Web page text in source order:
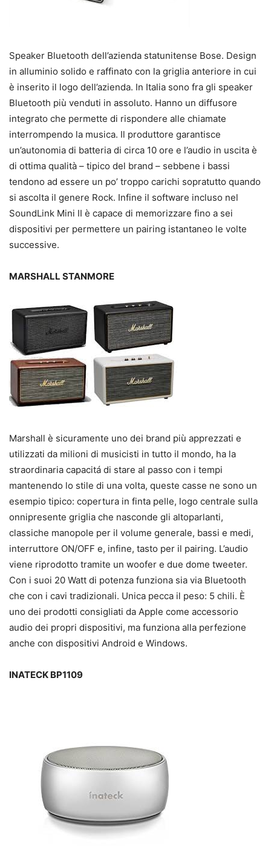
Speaker Bluetooth dell’azienda statunitense Bose. Design
in alluminio solido e raffinato con la griglia anteriore in cui
è inserito il logo dell’azienda. In Italia sono fra gli speaker
Bluetooth più venduti in assoluto. Hanno un diffusore
integrato che permette di rispondere alle chiamate
interrompendo la musica. Il produttore garantisce
un’autonomia di batteria di circa 10 ore e l’audio in uscita è
di ottima qualità – tipico del brand – sebbene i bassi
tendono ad essere un po’ troppo carichi sopratutto quando
si ascolta il genere Rock. Infine il software incluso nel
SoundLink Mini II è capace di memorizzare fino a sei
dispositivi per permettere un pairing istantaneo le volte
successive.
MARSHALL STANMORE
Marshall è sicuramente uno dei brand più apprezzati e
utilizzati da milioni di musicisti in tutto il mondo, ha la
straordinaria capacitá di stare al passo con i tempi
mantenendo lo stile di una volta, queste casse ne sono un
esempio tipico: copertura in finta pelle, logo centrale sulla
onnipresente griglia che nasconde gli altoparlanti,
classiche manopole per il volume generale, bassi e medi,
interruttore ON/OFF e, infine, tasto per il pairing. L’audio
viene riprodotto tramite un woofer e due dome tweeter.
Con i suoi 20 Watt di potenza funziona sia via Bluetooth
che con i cavi tradizionali. Unica pecca il peso: 5 chili. È
uno dei prodotti consigliati da Apple come accessorio
audio dei propri dispositivi, ma funziona alla perfezione
anche con dispositivi Android e Windows.
INATECK BP1109